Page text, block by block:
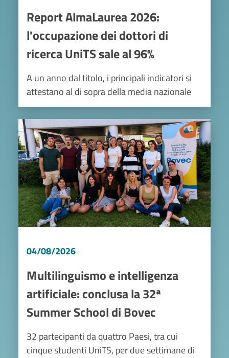
Report AlmaLaurea 2026:
l'occupazione dei dottori di
ricerca UniTS sale al 96%
A un anno dal titolo, i principali indicatori si
attestano al di sopra della media nazionale
Image
04/08/2026
Multilinguismo e intelligenza
artificiale: conclusa la 32ª
Summer School di Bovec
32 partecipanti da quattro Paesi, tra cui
cinque studenti UniTS, per due settimane di